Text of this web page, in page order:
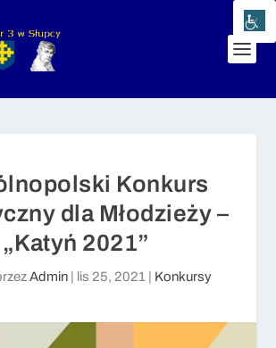
Konkurs
dla Młodzieży –
„Katyń 2021”
Admin| lis 25, 2021 Konkursy